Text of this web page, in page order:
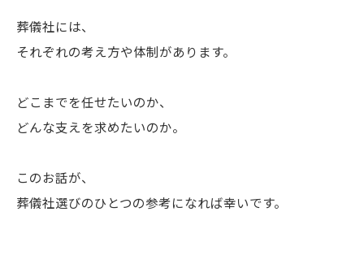
葬儀社には、
それぞれの考え方や体制があります。
どこまでを任せたいのか、
どんな支えを求めたいのか。
このお話が、
葬儀社選びのひとつの参考になれば幸いです。